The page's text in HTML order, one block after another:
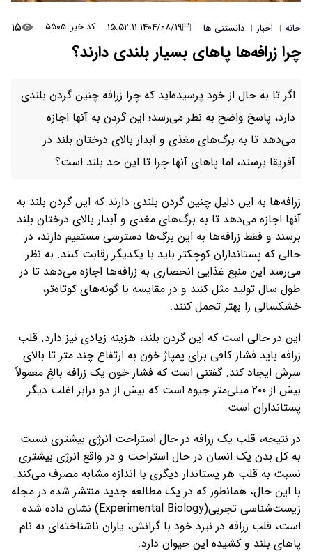
خانه | اخبار | دانستنی ها ۱۴۰۴/۰۸/۱۹ ۱۵:۵۲:۱۱ کد خبر: ۵۵۰۵ ۱۵
چرا زرافه‌ها پاهای بسیار بلندی دارند؟
اگر تا به حال از خود پرسیده‌اید که چرا زرافه چنین گردن بلندی
دارد، پاسخ واضح به نظر می‌رسد؛ این گردن به آنها اجازه
می‌دهد تا به برگ‌های مغذی و آبدار بالای درختان بلند در
آفریقا برسند، اما پاهای آنها چرا تا این حد بلند است؟
زرافه‌ها به این دلیل چنین گردن بلندی دارند که این گردن بلند به
آنها اجازه می‌دهد تا به برگ‌های مغذی و آبدار بالای درختان بلند
برسند و فقط زرافه‌ها به این برگ‌ها دسترسی مستقیم دارند، در
حالی که پستانداران کوچکتر باید با یکدیگر رقابت کنند. به نظر
می‌رسد این منبع غذایی انحصاری به زرافه‌ها اجازه می‌دهد تا در
طول سال تولید مثل کنند و در مقایسه با گونه‌های کوتاه‌تر،
خشکسالی را بهتر تحمل کنند.
این در حالی است که این گردن بلند، هزینه زیادی نیز دارد. قلب
زرافه باید فشار کافی برای پمپاژ خون به ارتفاع چند متر تا بالای
سرش ایجاد کند. گفتنی است که فشار خون یک زرافه بالغ معمولاً
بیش از ۲۰۰ میلی‌متر جیوه است که بیش از دو برابر اغلب دیگر
پستانداران است.
در نتیجه، قلب یک زرافه در حال استراحت انرژی بیشتری نسبت
به کل بدن یک انسان در حال استراحت و در واقع انرژی بیشتری
نسبت به قلب هر پستاندار دیگری با اندازه مشابه مصرف می‌کند.
با این حال، همانطور که در یک مطالعه جدید منتشر شده در مجله
زیست‌شناسی تجربی(Experimental Biology) نشان داده شده
است، قلب زرافه در نبرد خود با گرانش، یاران ناشناخته‌ای به نام
پاهای بلند و کشیده این حیوان دارد.